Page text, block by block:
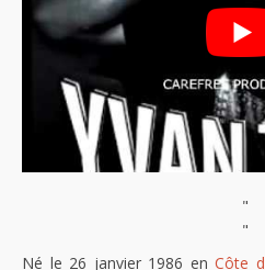
"
"
Né le 26 janvier 1986 en Côte